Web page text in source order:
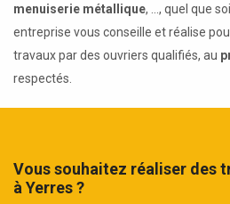
menuiserie métallique, ..., quel que
entreprise vous conseille et réalise
travaux par des ouvriers qualifiés, au
respectés.
Vous souhaitez réaliser des
à Yerres ?